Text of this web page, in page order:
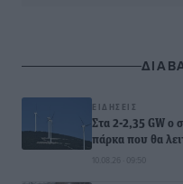
ΕΙΔΉΣΕΙΣ
Στα 2-2,35 GW ο
πάρκα που θα
10.08.26 · 09:50